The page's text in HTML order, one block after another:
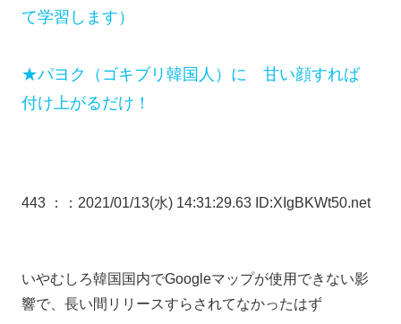
て学習します）
★パヨク（ゴキブリ韓国人）に 甘い顔すれば
付け上がるだけ！
443 ： ：2021/01/13(水) 14:31:29.63 ID:XIgBKWt50.net
いやむしろ韓国国内でGoogleマップが使用できない影
響で、長い間リリースすらされてなかったはず